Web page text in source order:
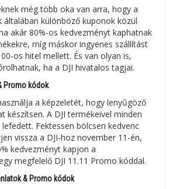
még több oka van arra, hogy a
általában különböző kuponok közül
akár 80%-os kedvezményt kaphatnak
míg máskor ingyenes szállítást
os hitel mellett. És van olyan is,
ha a DJI hivatalos tagjai.
Promo kódok
a képzeletét, hogy lenyűgöző
készítsen. A DJI termékeivel minden
Fektessen bölcsen kedvenc
vissza a DJI-hoz november 11-én,
kedvezményt kapjon a
megfelelő DJI 11.11 Promo kóddal.
& Promo kódok